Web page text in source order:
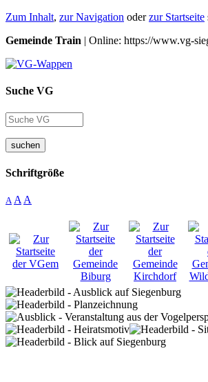
Zum Inhalt, zur Navigation oderzur Startseite
Gemeinde Train | Online: https://www.vg-
Suche VG
suchen
Schriftgröße
A A A